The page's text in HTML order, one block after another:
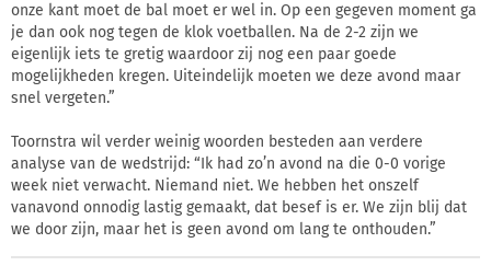
onze kant moet de bal moet er wel in. Op een gegeven moment ga
je dan ook nog tegen de klok voetballen. Na de 2-2 zijn we
eigenlijk iets te gretig waardoor zij nog een paar goede
mogelijkheden kregen. Uiteindelijk moeten we deze avond maar
snel vergeten.”
Toornstra wil verder weinig woorden besteden aan verdere
analyse van de wedstrijd: “Ik had zo’n avond na die 0-0 vorige
week niet verwacht. Niemand niet. We hebben het onszelf
vanavond onnodig lastig gemaakt, dat besef is er. We zijn blij dat
we door zijn, maar het is geen avond om lang te onthouden.”